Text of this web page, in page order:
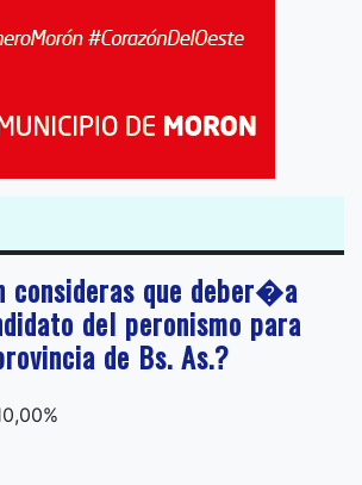
que deber�a
del peronismo para
de Bs. As.?